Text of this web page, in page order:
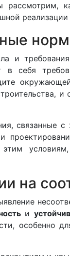
реализации
и
в себя
связанные
этим
на
и
особенно